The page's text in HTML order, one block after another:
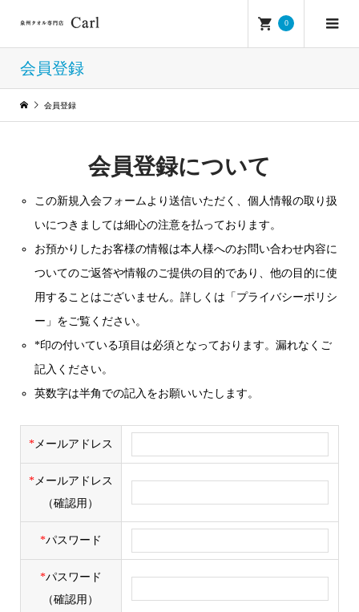
0
会員登録
会員登録
会員登録について
この新規入会フォームより送信いただく、個人情報の取り扱
いにつきましては細心の注意を払っております。
お預かりしたお客様の情報は本人様へのお問い合わせ内容に
ついてのご返答や情報のご提供の目的であり、他の目的に使
用することはございません。詳しくは「プライバシーポリシ
ー」をご覧ください。
*印の付いている項目は必須となっております。漏れなくご
記入ください。
英数字は半角での記入をお願いいたします。
*メールアドレス
*メールアドレス
（確認用）
*パスワード
*パスワード
（確認用）